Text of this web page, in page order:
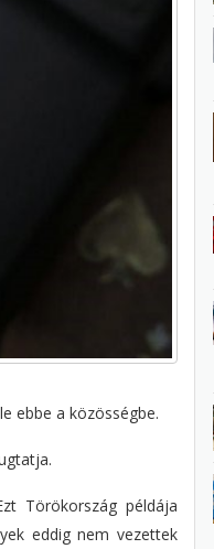
ebbe a közösségbe.
Törökország példája
eddig nem vezettek